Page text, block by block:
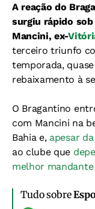
A reação do
surgiu rápido
Mancini, ex-
terceiro triunfo
temporada,
rebaixamento à
O Bragantino
com Mancini na
Bahia e, apesar
ao clube que
melhor
Tudo sobre